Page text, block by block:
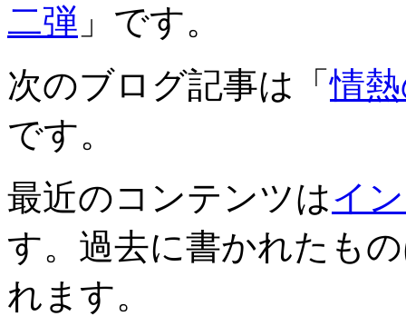
二弾 」です。
次のブログ記事は「情
です。
最近のコンテンツはイ
す。過去に書かれたも
れます。